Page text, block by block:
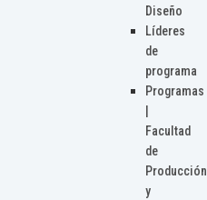
Diseño
Líderes
de
programa
Programas
Facultad
de
Producción
y